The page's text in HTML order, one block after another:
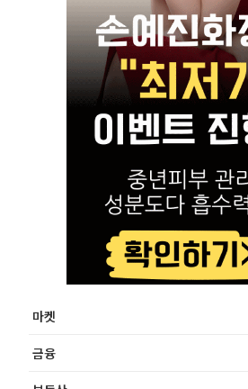
마켓
금융